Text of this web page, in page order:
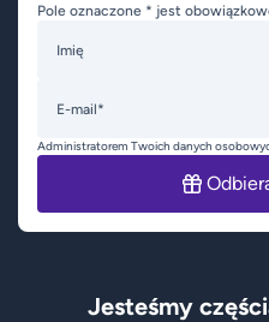
Pole oznaczone * jest
Imię
E-mail*
Administratorem Twoich danych
Jesteśmy